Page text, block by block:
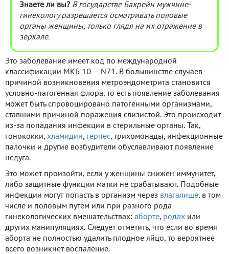
Знаете ли вы? В государстве Бахрейн мужчине-
гинекологу разрешается осматривать половые
органы женщины, только глядя на их отражение в
зеркале.
Это заболевание имеет код по международной
классификации МКБ 10 — N71. В большинстве случаев
причиной возникновения метроэндометрита становится
условно-патогенная флора, то есть появление заболевания
может быть спровоцировано патогенными организмами,
ставшими причиной поражения слизистой. Это происходит
из-за попадания инфекции в стерильные органы. Так,
гонококки, хламидии, герпес, трихомонады, инфекционные
палочки и другие возбудители обуславливают появление
недуга.
Это может произойти, если у женщины снижен иммунитет,
либо защитные функции матки не срабатывают. Подобные
инфекции могут попасть в организм через влагалище, в том
числе и половым путем или при разного рода
гинекологических вмешательствах: аборте, родах или
других манипуляциях. Следует отметить, что если во время
аборта не полностью удалить плодное яйцо, то вероятнее
всего возникнет воспаление.